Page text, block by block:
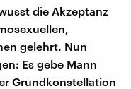
die Akzeptanz
gelehrt. Nun
Es gebe Mann
Grundkonstellation